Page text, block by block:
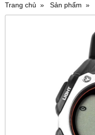
Trang chủ Sản phẩm